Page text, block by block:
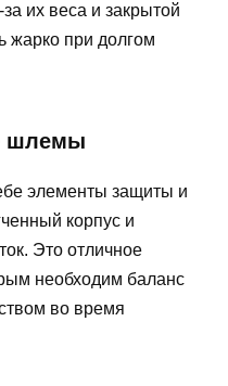
их веса и закрытой
жарко при долгом
шлемы
элементы защиты и
корпус и
Это отличное
необходим баланс
во время